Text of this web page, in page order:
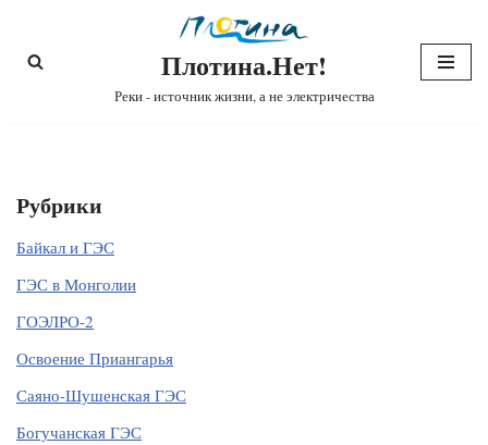
Перейти
Плотина.Нет!
Реки - источник жизни, а не электричества
Рубрики
Байкал и ГЭС
ГЭС в Монголии
ГОЭЛРО-2
Освоение Приангарья
Саяно-Шушенская ГЭС
Богучанская ГЭС